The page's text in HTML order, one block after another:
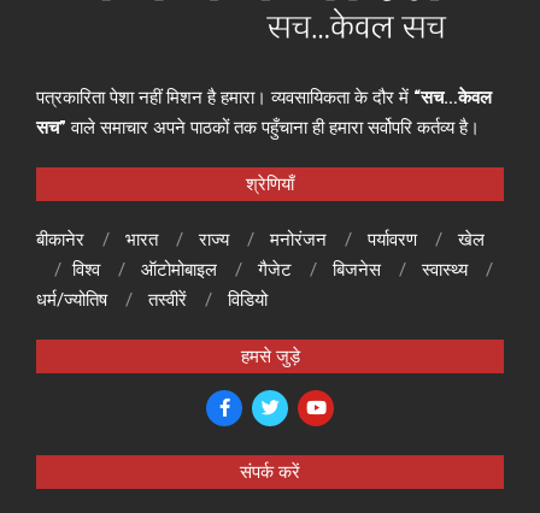
पत्रकारिता पेशा नहीं मिशन है हमारा। व्यवसायिकता के दौर में “सच…केवल
सच” वाले समाचार अपने पाठकों तक पहुँचाना ही हमारा सर्वोपरि कर्तव्य है।
श्रेणियाँ
बीकानेर भारत राज्य मनोरंजन पर्यावरण
खेल
विश्व
ऑटोमोबाइल गैजेट बिजनेस
स्वास्थ्य
धर्म/ज्योतिष
तस्वीरें विडियो
हमसे जुड़े
संपर्क करें